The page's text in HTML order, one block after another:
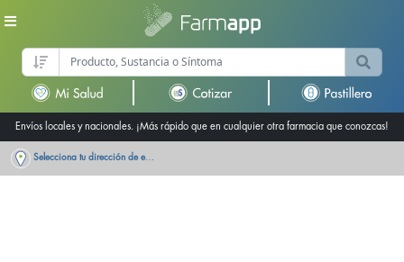
Envíos locales y nacionales. ¡Más rápido que en cualquier otra farmacia que conozcas!
Selecciona tu dirección de entrega